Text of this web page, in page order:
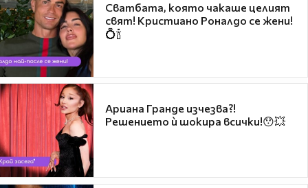
Сватбата, която чакаше целият
свят! Кристиано Роналдо се жени!
💍🍾
Ариана Гранде изчезва?!
Решението ѝ шокира всички!😯💥